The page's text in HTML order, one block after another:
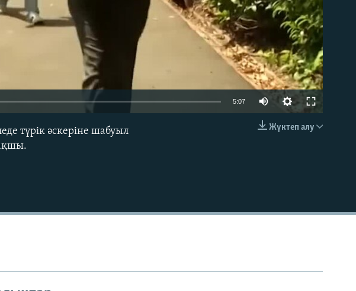
EMBED
5:07
Жүктеп алу
түрік әскеріне шабуыл